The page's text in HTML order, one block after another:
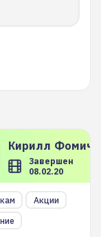
Кирилл
Завершен
08.02.20
Акции